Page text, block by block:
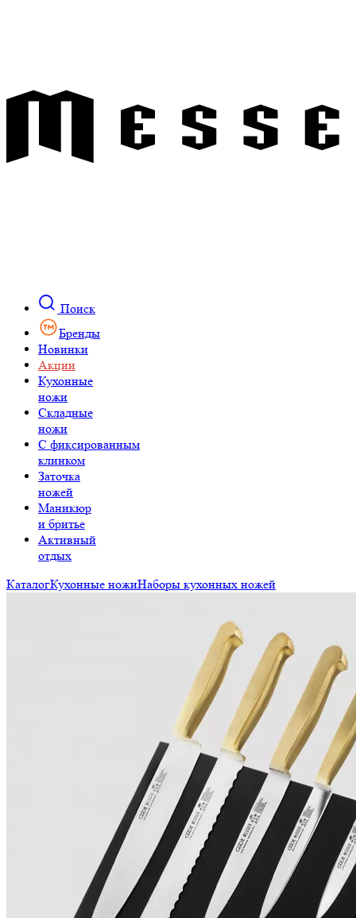
Поиск
Бренды
Новинки
Акции
Кухонные
ножи
Складные
ножи
C фиксированным
клинком
Заточка
ножей
Маникюр
и бритье
Активный
отдых
КаталогКухонные ножиНаборы кухонных ножей